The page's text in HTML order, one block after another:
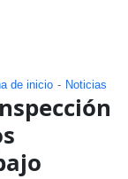
de inicio Noticias